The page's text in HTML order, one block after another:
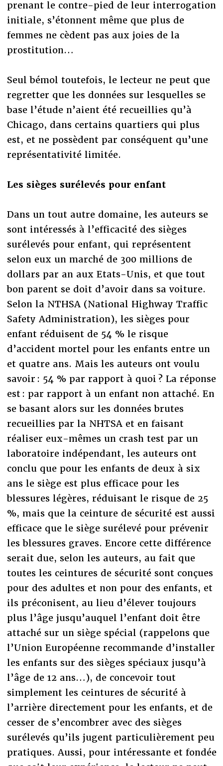
prenant le contre-pied de leur interrogation
initiale, s’étonnent même que plus de
femmes ne cèdent pas aux joies de la
prostitution…
Seul bémol toutefois, le lecteur ne peut que
regretter que les données sur lesquelles se
base l’étude n’aient été recueillies qu’à
Chicago, dans certains quartiers qui plus
est, et ne possèdent par conséquent qu’une
représentativité limitée.
Les sièges surélevés pour enfant
Dans un tout autre domaine, les auteurs se
sont intéressés à l’efficacité des sièges
surélevés pour enfant, qui représentent
selon eux un marché de 300 millions de
dollars par an aux Etats-Unis, et que tout
bon parent se doit d’avoir dans sa voiture.
Selon la NTHSA (National Highway Traffic
Safety Administration), les sièges pour
enfant réduisent de 54 % le risque
d’accident mortel pour les enfants entre un
et quatre ans. Mais les auteurs ont voulu
savoir : 54 % par rapport à quoi ? La réponse
est : par rapport à un enfant non attaché. En
se basant alors sur les données brutes
recueillies par la NHTSA et en faisant
réaliser eux-mêmes un crash test par un
laboratoire indépendant, les auteurs ont
conclu que pour les enfants de deux à six
ans le siège est plus efficace pour les
blessures légères, réduisant le risque de 25
%, mais que la ceinture de sécurité est aussi
efficace que le siège surélevé pour prévenir
les blessures graves. Encore cette différence
serait due, selon les auteurs, au fait que
toutes les ceintures de sécurité sont conçues
pour des adultes et non pour des enfants, et
ils préconisent, au lieu d’élever toujours
plus l’âge jusqu’auquel l’enfant doit être
attaché sur un siège spécial (rappelons que
l’Union Européenne recommande d’installer
les enfants sur des sièges spéciaux jusqu’à
l’âge de 12 ans…), de concevoir tout
simplement les ceintures de sécurité à
l’arrière directement pour les enfants, et de
cesser de s’encombrer avec des sièges
surélevés qu’ils jugent particulièrement peu
pratiques. Aussi, pour intéressante et fondée